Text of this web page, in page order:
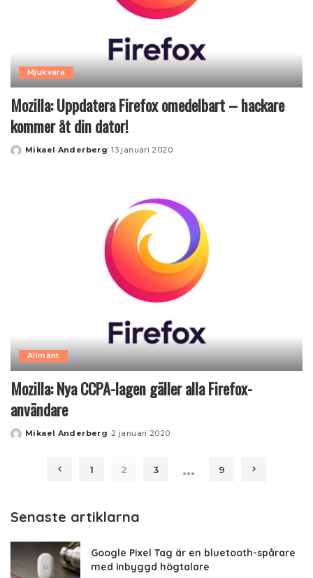
Mjukvara
Mozilla: Uppdatera Firefox omedelbart – hackare
kommer åt din dator!
Posted
Mikael Anderberg 13 januari 2020
Allmänt
Mozilla: Nya CCPA-lagen gäller alla Firefox-
användare
Posted
Mikael Anderberg 2 januari 2020
1 2 3 … 9
Senaste artiklarna
Google Pixel Tag är en bluetooth-spårare
med inbyggd högtalare